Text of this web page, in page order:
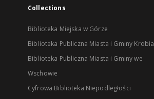
Collections
Biblioteka Miejska w Górze
Biblioteka Publiczna Miasta i Gminy Krobia
Biblioteka Publiczna Miasta i Gminy we
Wschowie
Cyfrowa Biblioteka Niepodległości